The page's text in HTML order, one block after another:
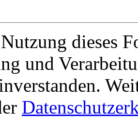
dieses
und